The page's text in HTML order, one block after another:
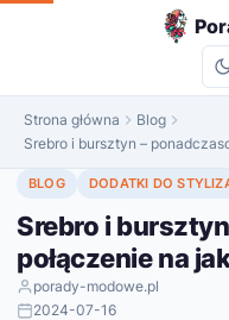
do
Strona główna
Blog
Srebro i bursztyn –
BLOG DODATKI DO
Srebro i
połączenie na
porady-modowe.pl
2024-07-16